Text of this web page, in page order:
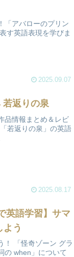
「アバローのプリン
す英語表現を学びま
2025.09.07
若返りの泉
品情報まとめ＆レビ
若返りの泉」の英語
2025.08.17
英語学習】サマ
う
！ 「怪奇ゾーン グラ
の when」について